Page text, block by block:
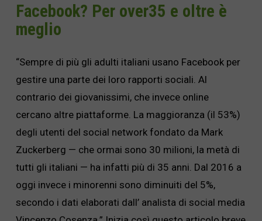
Facebook? Per over35 e oltre è
meglio
“Sempre di più gli adulti italiani usano Facebook per
gestire una parte dei loro rapporti sociali. Al
contrario dei giovanissimi, che invece online
cercano altre piattaforme. La maggioranza (il 53%)
degli utenti del social network fondato da Mark
Zuckerberg — che ormai sono 30 milioni, la metà di
tutti gli italiani — ha infatti più di 35 anni. Dal 2016 a
oggi invece i minorenni sono diminuiti del 5%,
secondo i dati elaborati dall’ analista di social media